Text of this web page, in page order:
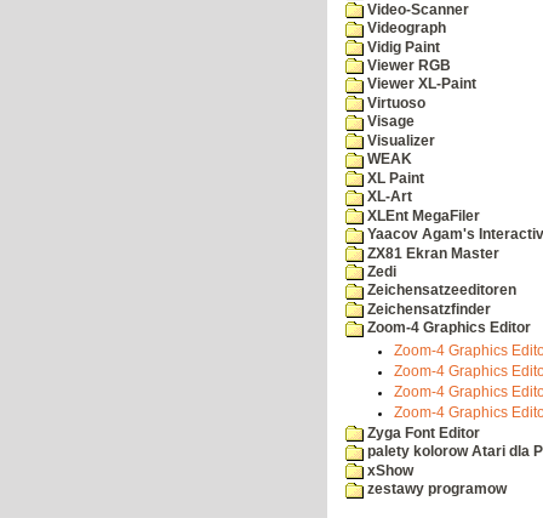
Video-Scanner
Videograph
Vidig Paint
Viewer RGB
Viewer XL-Paint
Virtuoso
Visage
Visualizer
WEAK
XL Paint
XL-Art
XLEnt MegaFiler
Yaacov Agam's
ZX81 Ekran Master
Zedi
Zeichensatzeeditoren
Zeichensatzfinder
Zoom-4 Graphics Editor
Zoom-4 Graphics
Zoom-4 Graphics
Zoom-4 Graphics
Zoom-4 Graphics
Zyga Font Editor
palety kolorow Atari dla
xShow
zestawy programow